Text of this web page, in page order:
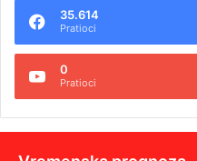
35.614
Pratioci
0
Pratioci